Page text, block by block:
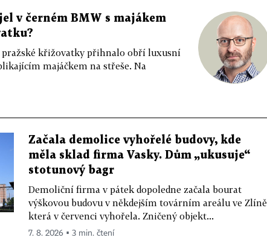
v černém BMW s majákem
pražské křižovatky přihnalo obří luxusní
majáčkem na střeše. Na
Začala demolice vyhořelé budovy, kde
měla sklad firma Vasky. Dům „ukusuje“
stotunový bagr
Demoliční firma v pátek dopoledne začala bourat
výškovou budovu v někdejším továrním areálu ve Zlíně,
která v červenci vyhořela. Zničený objekt...
7. 8. 2026 ▪ 3 min. čtení